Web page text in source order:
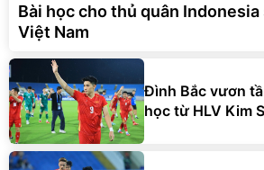
Bài học cho thủ quân
Việt Nam
Đình Bắc vươn
học từ HLV Kim